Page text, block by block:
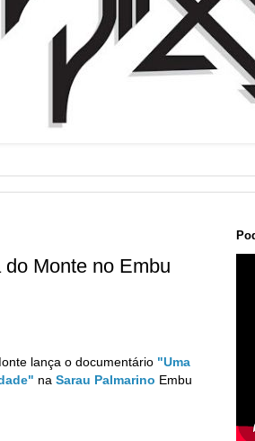
Monte no Embu
lança o documentário "Uma
naSarau Palmarino Embu